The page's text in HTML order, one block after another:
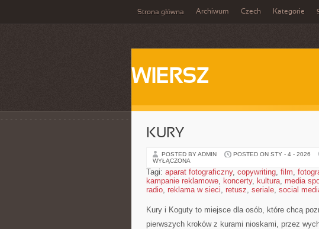
Strona główna Archiwum Czech Kategorie
WIERSZ
KURY
POSTED BY ADMIN POSTED ON STY - 4 - 2026
WYŁĄCZONA
Tagi: aparat fotograficzny, copywriting, film,
kampanie reklamowe, koncerty, kultura, media
radio, reklama w sieci, retusz, seriale, social
Kury i Koguty to miejsce dla osób, które chcą
pierwszych kroków z kurami nioskami, przez